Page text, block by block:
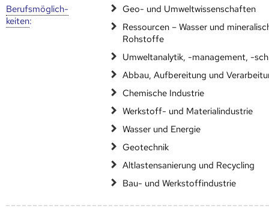
Berufs­möglich­
keiten:
Geo- und Umweltwissenschaften
Ressourcen – Wasser und
Rohstoffe
Umweltanalytik, -management, -
Abbau, Aufbereitung und
Chemische Industrie
Werkstoff- und Materialindustrie
Wasser und Energie
Geotechnik
Altlastensanierung und Recycling
Bau- und Werkstoffindustrie